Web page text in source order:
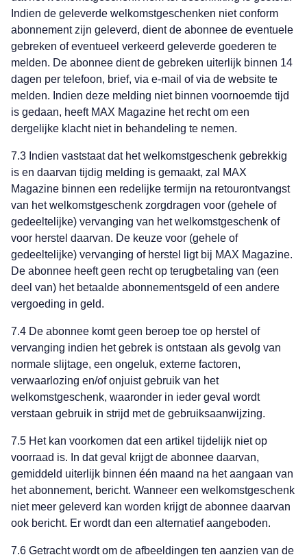
Indien de geleverde welkomstgeschenken niet conform
abonnement zijn geleverd, dient de abonnee de eventuele
gebreken of eventueel verkeerd geleverde goederen te
melden. De abonnee dient de gebreken uiterlijk binnen 14
dagen per telefoon, brief, via e-mail of via de website te
melden. Indien deze melding niet binnen voornoemde tijd
is gedaan, heeft MAX Magazine het recht om een
dergelijke klacht niet in behandeling te nemen.
7.3 Indien vaststaat dat het welkomstgeschenk gebrekkig
is en daarvan tijdig melding is gemaakt, zal MAX
Magazine binnen een redelijke termijn na retourontvangst
van het welkomstgeschenk zorgdragen voor (gehele of
gedeeltelijke) vervanging van het welkomstgeschenk of
voor herstel daarvan. De keuze voor (gehele of
gedeeltelijke) vervanging of herstel ligt bij MAX Magazine.
De abonnee heeft geen recht op terugbetaling van (een
deel van) het betaalde abonnementsgeld of een andere
vergoeding in geld.
7.4 De abonnee komt geen beroep toe op herstel of
vervanging indien het gebrek is ontstaan als gevolg van
normale slijtage, een ongeluk, externe factoren,
verwaarlozing en/of onjuist gebruik van het
welkomstgeschenk, waaronder in ieder geval wordt
verstaan gebruik in strijd met de gebruiksaanwijzing.
7.5 Het kan voorkomen dat een artikel tijdelijk niet op
voorraad is. In dat geval krijgt de abonnee daarvan,
gemiddeld uiterlijk binnen één maand na het aangaan van
het abonnement, bericht. Wanneer een welkomstgeschenk
niet meer geleverd kan worden krijgt de abonnee daarvan
ook bericht. Er wordt dan een alternatief aangeboden.
7.6 Getracht wordt om de afbeeldingen ten aanzien van de